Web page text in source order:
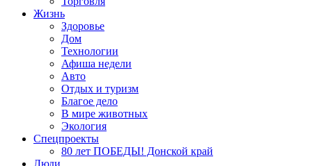
Жизнь
Здоровье
Дом
Технологии
Афиша недели
Авто
Отдых и туризм
Благое дело
В мире животных
Экология
Спецпроекты
80 лет ПОБЕДЫ! Донской край
Люди